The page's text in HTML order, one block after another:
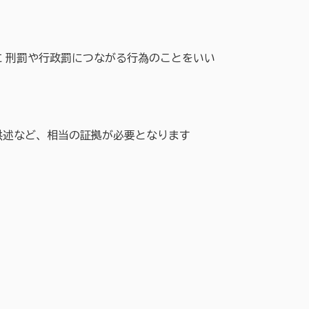
罰や行政罰につながる行為のことをいい
など、相当の証拠が必要となります